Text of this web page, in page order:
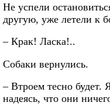
Не успели
другую, уже летели к
– Крак! Ласка!..
Собаки вернулись.
– Втроем тесно будет.
надеясь, что они